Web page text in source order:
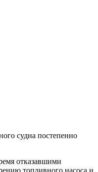
судна постепенно
отказавшими
топливного насоса и